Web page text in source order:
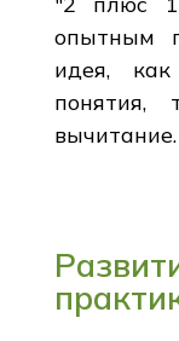
опытным
идея, как
понятия,
вычитание.